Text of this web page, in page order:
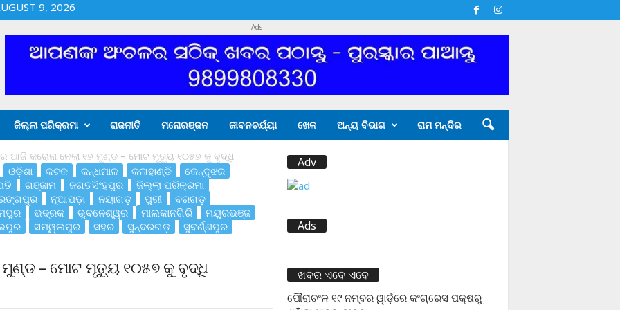
9, 2026
Ads
ଜିଲ୍ଲା ପରିକ୍ରମା ରାଜନୀତି ମନୋରଞ୍ଜନ ଜୀବନଚର୍ଯ୍ୟା ଖେଳ ଅନ୍ୟ ବିଭାଗ ରାମ ମନ୍ଦିର
ଆଜି କରୋନା ନେଲା ୧୭ ମୁଣ୍ଡ – ମୋଟ ମୃତ୍ୟୁ ୧୦୫୭ କୁ ବୃଦ୍ଧି
ଓଡ଼ିଶା କଟକ କନ୍ଧମାଳ କଳାହାଣ୍ଡି
କେନ୍ଦୁଝର
ଗଞ୍ଜାମ ଜଗତସିଂହପୁର
ଜିଲ୍ଲା ପରିକ୍ରମା
ନୂଆପଡ଼ା ନୟାଗଡ଼ ପୁରୀ
ବରଗଡ଼
ଭଦ୍ରକ ଭୁବନେଶ୍ୱର ମାଲକାନଗିରି
ମୟୁରଭଞ୍ଜ
ସମ୍ୱଲପୁର ସହର ସୁନ୍ଦରଗଡ଼
ସୁବର୍ଣ୍ଣପୁର
ମୁଣ୍ଡ – ମୋଟ ମୃତ୍ୟୁ ୧୦୫୭ କୁ ବୃଦ୍ଧି
Adv
Ads
ଖବର ଏବେ ଏବେ
ପୌରାଚଂଳ ୧୯ ନମ୍ବର ୱାର୍ଡ଼ରେ କଂଗ୍ରେସ ପକ୍ଷରୁ